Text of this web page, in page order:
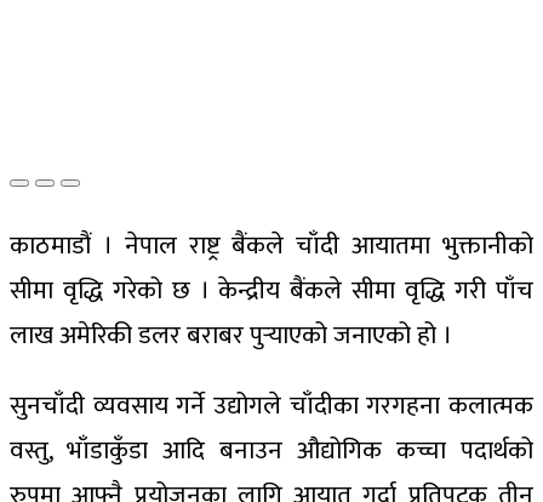
काठमाडौं । नेपाल राष्ट्र बैंकले चाँदी आयातमा भुक्तानीको
सीमा वृद्धि गरेको छ । केन्द्रीय बैंकले सीमा वृद्धि गरी पाँच
लाख अमेरिकी डलर बराबर पुर्‍याएको जनाएको हो ।
सुनचाँदी व्यवसाय गर्ने उद्योगले चाँदीका गरगहना कलात्मक
वस्तु, भाँडाकुँडा आदि बनाउन औद्योगिक कच्चा पदार्थको